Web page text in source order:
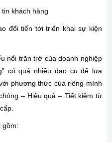
khách hàng
đổi tiến tới triển khai sự kiện
nổi trăn trở của doanh nghiệp
có quá nhiều đạo cụ để lựa
phương thức của riêng mình
– Hiệu quả – Tiết kiệm từ
gồm: